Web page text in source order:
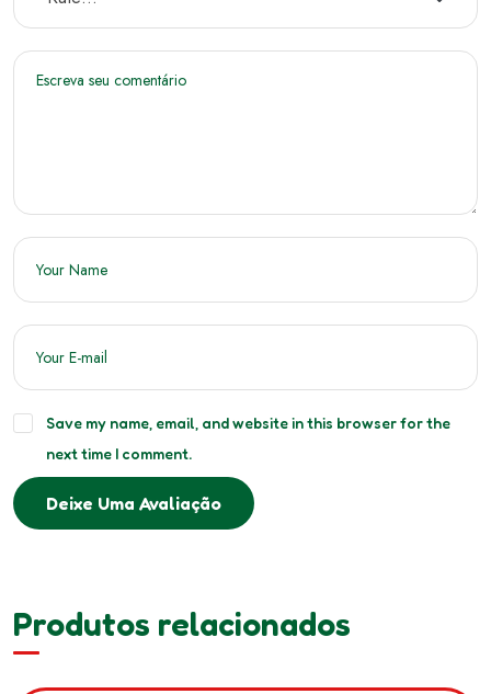
Save my name, email, and website in this browser for the
next time I comment.
Deixe Uma Avaliação
Produtos relacionados